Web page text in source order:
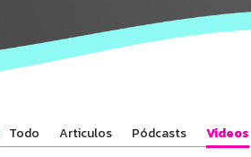
Todo Articulos Pódcasts Videos